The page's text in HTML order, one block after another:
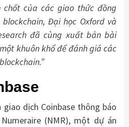
chốt của các giao thức đồng
Đại học Oxford và
đã cùng xuất bản bài
khuôn khổ để đánh giá các
dịch Coinbase thông báo
(NMR), một dự án